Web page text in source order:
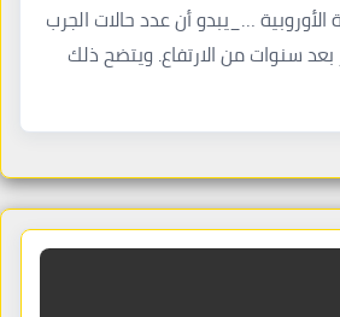
الأوروبية …_يبدو أن عدد حالات الجرب
بعد سنوات من الارتفاع. ويتضح ذلك